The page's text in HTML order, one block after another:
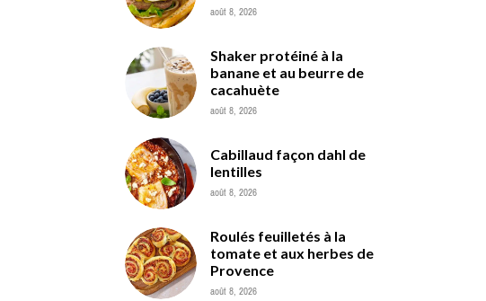
août 8, 2026
Shaker protéiné à la
banane et au beurre de
cacahuète
août 8, 2026
Cabillaud façon dahl de
lentilles
août 8, 2026
Roulés feuilletés à la
tomate et aux herbes de
Provence
août 8, 2026